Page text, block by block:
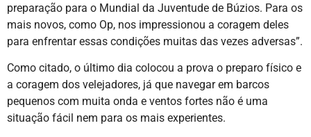
preparação para o Mundial da Juventude de Búzios. Para os
mais novos, como Op, nos impressionou a coragem deles
para enfrentar essas condições muitas das vezes adversas”.
Como citado, o último dia colocou a prova o preparo físico e
a coragem dos velejadores, já que navegar em barcos
pequenos com muita onda e ventos fortes não é uma
situação fácil nem para os mais experientes.